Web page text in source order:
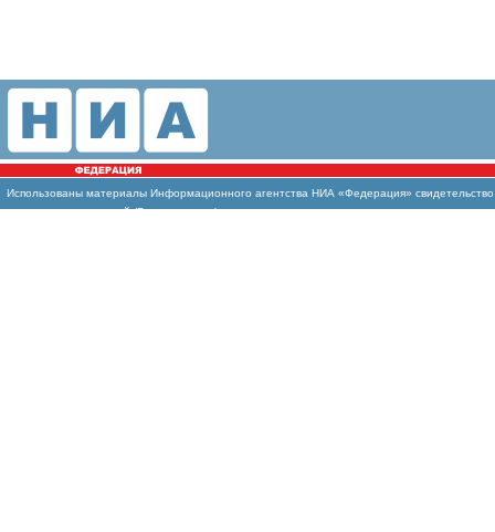
Использованы материалы Информационного агентства НИА «Федерация»
массовых коммуникаций (Роскомнадзор)